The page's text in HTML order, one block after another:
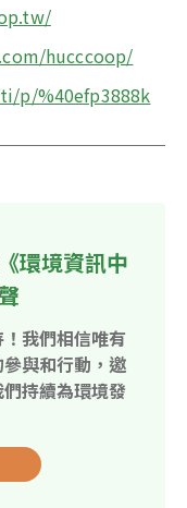
hucccoop/
p/%40efp3888k
環境資訊中
我們相信唯有
與和行動，邀
持續為環境發